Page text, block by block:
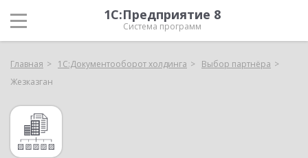
1С:Предприятие 8
Система программ
Главная 1С:Документооборот холдинга
Выбор партнёра
Жезказган